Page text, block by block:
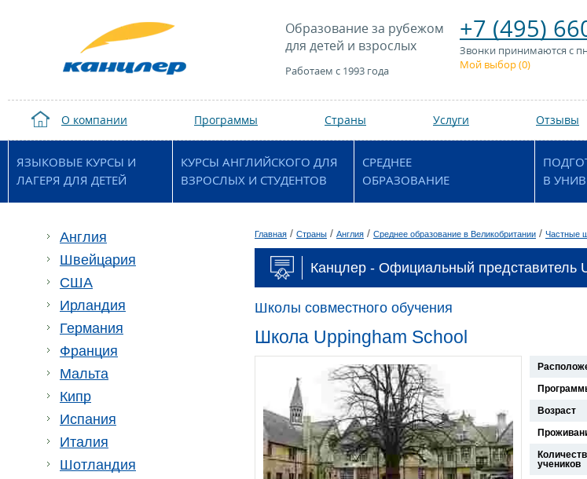
Образование за рубежом
для детей и взрослых
Работаем с 1993 года
+7 (495)
Звонки принимаются с
Мой выбор (0)
О компании Программы Страны Услуги Отзывы
ЯЗЫКОВЫЕ КУРСЫ И
ЛАГЕРЯ ДЛЯ ДЕТЕЙ
КУРСЫ АНГЛИЙСКОГО ДЛЯ
ВЗРОСЛЫХ И СТУДЕНТОВ
СРЕДНЕЕ
ОБРАЗОВАНИЕ
В
Англия
Швейцария
США
Ирландия
Германия
Франция
Мальта
Кипр
Испания
Италия
Шотландия
Главная / Страны / Англия / Среднее образование в Великобритании / Частные
Канцлер - Официальный представитель
Школы совместного обучения
Школа Uppingham School
Возраст
учеников